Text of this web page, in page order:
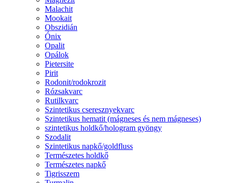
Malachit
Mookait
Obszidián
Ónix
Opalit
Opálok
Pietersite
Pirit
Rodonit/rodokrozit
Rózsakvarc
Rutilkvarc
Szintetikus cseresznyekvarc
Szintetikus hematit (mágneses és nem mágneses)
szintetikus holdkő/hologram gyöngy
Szodalit
Szintetikus napkő/goldfluss
Természetes holdkő
Természetes napkő
Tigrisszem